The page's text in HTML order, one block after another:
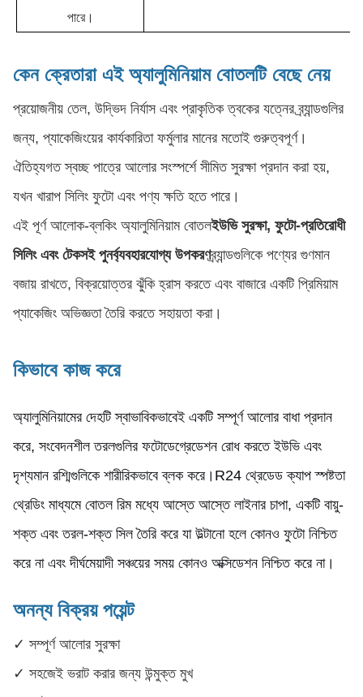
পারে।
কেন ক্রেতারা এই অ্যালুমিনিয়াম বোতলটি বেছে নেয়
প্রয়োজনীয় তেল, উদ্ভিদ নির্যাস এবং প্রাকৃতিক ত্বকের যত্নের ব্র্যান্ডগুলির
জন্য, প্যাকেজিংয়ের কার্যকারিতা ফর্মুলার মানের মতোই গুরুত্বপূর্ণ।
ঐতিহ্যগত স্বচ্ছ পাত্রে আলোর সংস্পর্শে সীমিত সুরক্ষা প্রদান করা হয়,
যখন খারাপ সিলিং ফুটো এবং পণ্য ক্ষতি হতে পারে।
এই পূর্ণ আলোক-ব্লকিং অ্যালুমিনিয়াম বোতলইউভি সুরক্ষা, ফুটো-প্রতিরোধী
সিলিং এবং টেকসই পুনর্ব্যবহারযোগ্য উপকরণব্র্যান্ডগুলিকে পণ্যের গুণমান
বজায় রাখতে, বিক্রয়োত্তর ঝুঁকি হ্রাস করতে এবং বাজারে একটি প্রিমিয়াম
প্যাকেজিং অভিজ্ঞতা তৈরি করতে সহায়তা করা।
কিভাবে কাজ করে
অ্যালুমিনিয়ামের দেহটি স্বাভাবিকভাবেই একটি সম্পূর্ণ আলোর বাধা প্রদান
করে, সংবেদনশীল তরলগুলির ফটোডেগ্রেডেশন রোধ করতে ইউভি এবং
দৃশ্যমান রশ্মিগুলিকে শারীরিকভাবে ব্লক করে।R24 থ্রেডেড ক্যাপ স্পষ্টতা
থ্রেডিং মাধ্যমে বোতল রিম মধ্যে আস্তে আস্তে লাইনার চাপা, একটি বায়ু-
শক্ত এবং তরল-শক্ত সিল তৈরি করে যা উল্টানো হলে কোনও ফুটো নিশ্চিত
করে না এবং দীর্ঘমেয়াদী সঞ্চয়ের সময় কোনও অক্সিডেশন নিশ্চিত করে না।
অনন্য বিক্রয় পয়েন্ট
✓ সম্পূর্ণ আলোর সুরক্ষা
✓ সহজেই ভরাট করার জন্য উন্মুক্ত মুখ